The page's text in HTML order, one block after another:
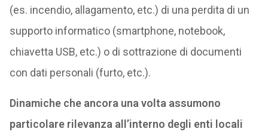
(es. incendio, allagamento, etc.) di una perdita di un
supporto informatico (smartphone, notebook,
chiavetta USB, etc.) o di sottrazione di documenti
con dati personali (furto, etc.).
Dinamiche che ancora una volta assumono
particolare rilevanza all’interno degli enti locali